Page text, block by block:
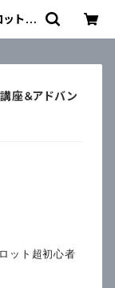
ット®
座＆アドバン
ット超初心者